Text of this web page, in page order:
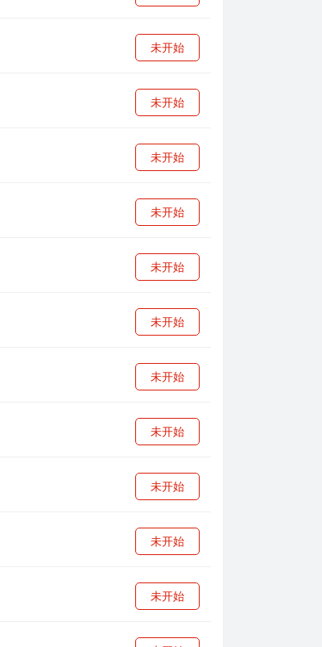
未开始
未开始
未开始
未开始
未开始
未开始
未开始
未开始
未开始
未开始
未开始